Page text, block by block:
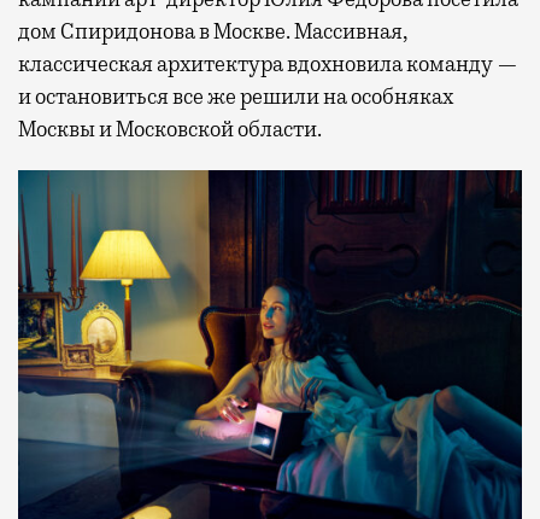
дом Спиридонова в Москве. Массивная,
классическая архитектура вдохновила команду —
и остановиться все же решили на особняках
Москвы и Московской области.